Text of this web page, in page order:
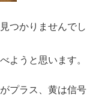
つかりませんでし
ようと思います。
プラス、黄は信号